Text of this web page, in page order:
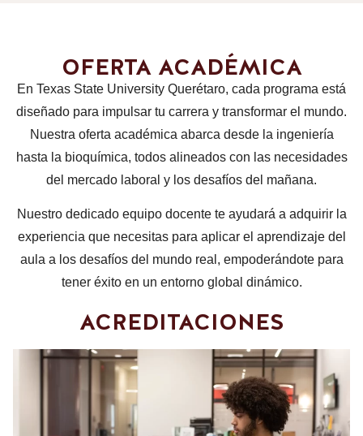
OFERTA ACADÉMICA
En Texas State University Querétaro, cada programa está
diseñado para impulsar tu carrera y transformar el mundo.
Nuestra oferta académica abarca desde la ingeniería
hasta la bioquímica, todos alineados con las necesidades
del mercado laboral y los desafíos del mañana.
Nuestro dedicado equipo docente te ayudará a adquirir la
experiencia que necesitas para aplicar el aprendizaje del
aula a los desafíos del mundo real, empoderándote para
tener éxito en un entorno global dinámico.
ACREDITACIONES